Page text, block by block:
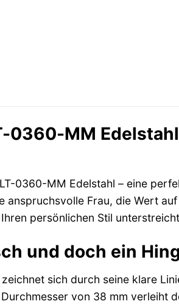
0360-MM
0360-MM Edelstahl – eine
Frau, die Wert
persönlichen Stil
und doch ein
sich durch seine klare
von 38 mm verleiht